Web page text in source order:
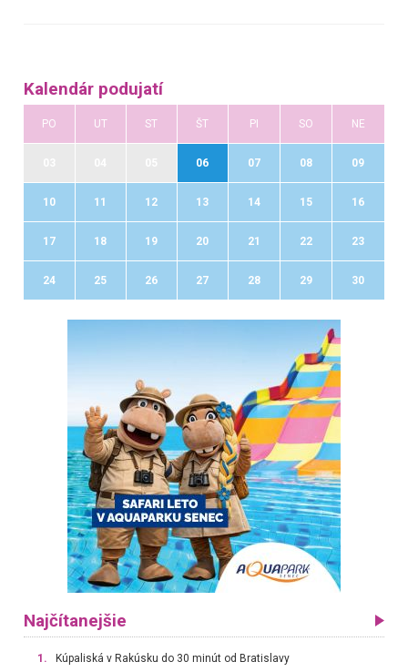
Kalendár podujatí
PO UT ST ŠT PI SO NE
06 07 08 09
10 11 12 13 14 15 16
17 18 19 20 21 22 23
24 25 26 27 28 29 30
Najčítanejšie
1. Kúpaliská v Rakúsku do 30 minút od Bratislavy